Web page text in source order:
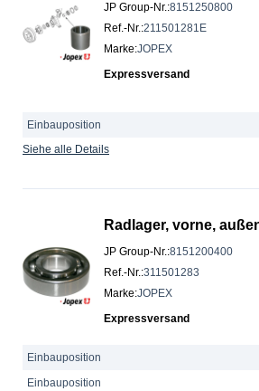
JP Group-Nr.:8151250800
Ref.-Nr.:211501281E
Marke:JOPEX
Expressversand
Einbauposition
Siehe alle Details
Radlager, vorne,
JP Group-Nr.:8151200400
Ref.-Nr.:311501283
Marke:JOPEX
Expressversand
Einbauposition
Einbauposition